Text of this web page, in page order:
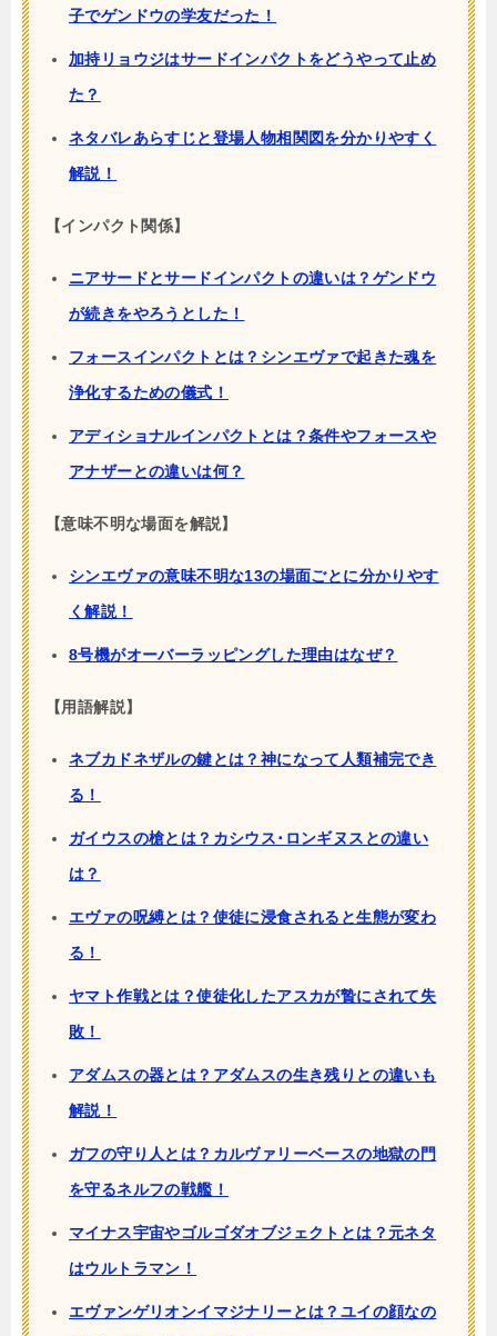
子でゲンドウの学友だった！
加持リョウジはサードインパクトをどうやって止め
た？
ネタバレあらすじと登場人物相関図を分かりやすく
解説！
【インパクト関係】
ニアサードとサードインパクトの違いは？ゲンドウ
が続きをやろうとした！
フォースインパクトとは？シンエヴァで起きた魂を
浄化するための儀式！
アディショナルインパクトとは？条件やフォースや
アナザーとの違いは何？
【意味不明な場面を解説】
シンエヴァの意味不明な13の場面ごとに分かりやす
く解説！
8号機がオーバーラッピングした理由はなぜ？
【用語解説】
ネブカドネザルの鍵とは？神になって人類補完でき
る！
ガイウスの槍とは？カシウス･ロンギヌスとの違い
は？
エヴァの呪縛とは？使徒に浸食されると生態が変わ
る！
ヤマト作戦とは？使徒化したアスカが贄にされて失
敗！
アダムスの器とは？アダムスの生き残りとの違いも
解説！
ガフの守り人とは？カルヴァリーベースの地獄の門
を守るネルフの戦艦！
マイナス宇宙やゴルゴダオブジェクトとは？元ネタ
はウルトラマン！
エヴァンゲリオンイマジナリーとは？ユイの顔なの